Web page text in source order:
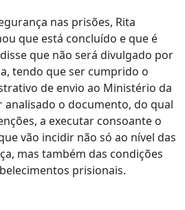
nas prisões, Rita
que está concluído e que é
que não será divulgado por
tendo que ser cumprido o
de envio ao Ministério da
analisado o documento, do qual
a executar consoante o
vão incidir não só ao nível das
mas também das condições
prisionais.